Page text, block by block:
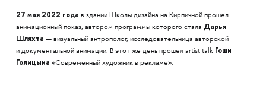
27 мая 2022 года в здании Школы дизайна на Кирпичной прошел
анимационный показ, автором программы которого стала Дарья
Шляхта — визуальный антрополог, исследовательница авторской
и документальной анимации. В этот же день прошел artist talk Гоши
Голицына «Современный художник в рекламе».